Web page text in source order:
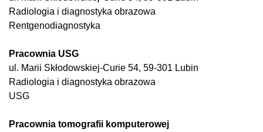
Radiologia i diagnostyka obrazowa
Rentgenodiagnostyka
Pracownia USG
ul. Marii Skłodowskiej-Curie 54, 59-301 Lubin
Radiologia i diagnostyka obrazowa
USG
Pracownia tomografii komputerowej